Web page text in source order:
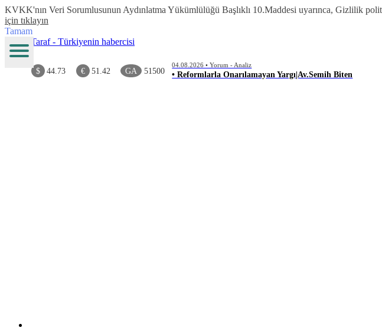
KVKK'nın Veri Sorumlusunun Aydınlatma Yükümlülüğü Başlıklı 10.Maddesi uyarınca, Gizlilik
için tıklayın
Tamam
$ 44.73 € 51.42 GA 51500
04.08.2026 • Yorum - Analiz
• Reformlarla Onarılamayan Yargı|Av.Semih Biten